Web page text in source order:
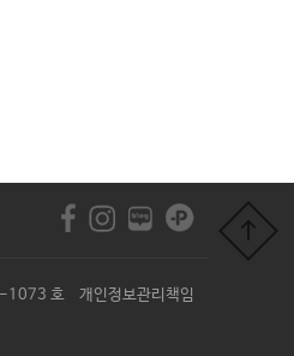
호 개인정보관리책임